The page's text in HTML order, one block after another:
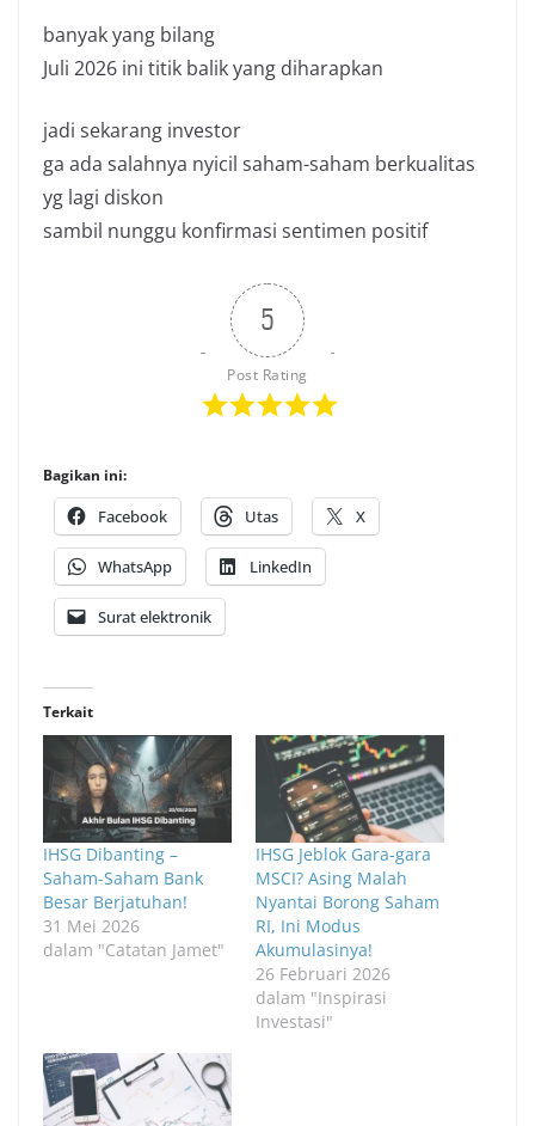
banyak yang bilang
Juli 2026 ini titik balik yang diharapkan
jadi sekarang investor
ga ada salahnya nyicil saham-saham berkualitas
yg lagi diskon
sambil nunggu konfirmasi sentimen positif
5
Post Rating
Bagikan ini:
Facebook Utas X
WhatsApp LinkedIn
Surat elektronik
Terkait
IHSG Dibanting –
Saham-Saham Bank
Besar Berjatuhan!
31 Mei 2026
dalam "Catatan Jamet"
IHSG Jeblok Gara-gara
MSCI? Asing Malah
Nyantai Borong Saham
RI, Ini Modus
Akumulasinya!
26 Februari 2026
dalam "Inspirasi
Investasi"